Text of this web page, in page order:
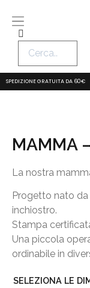
SPEDIZIONE GRATUITA DA 60€
MAMMA
La nostra
Progetto nato
inchiostro.
Stampa
Una piccola
ordinabile in
SELEZIONA LE